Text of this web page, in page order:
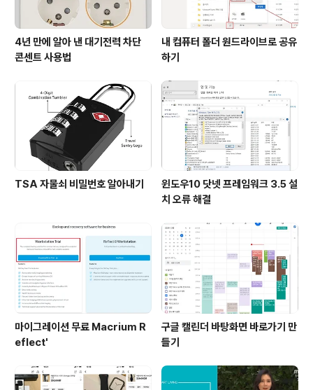
4년 만에 알아 낸 대기전력 차단
콘센트 사용법
내 컴퓨터 폴더 원드라이브로 공유
하기
TSA 자물쇠 비밀번호 알아내기
윈도우10 닷넷 프레임워크 3.5 설
치 오류 해결
마이그레이션 무료 Macrium R
eflect'
구글 캘린더 바탕화면 바로가기 만
들기